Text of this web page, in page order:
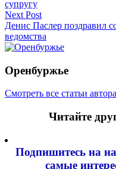
записям
супругу
Next Post
Денис Паслер поздравил
ведомства
Оренбуржье
Смотреть все статьи
Читайте
Подпишитесь на
самые